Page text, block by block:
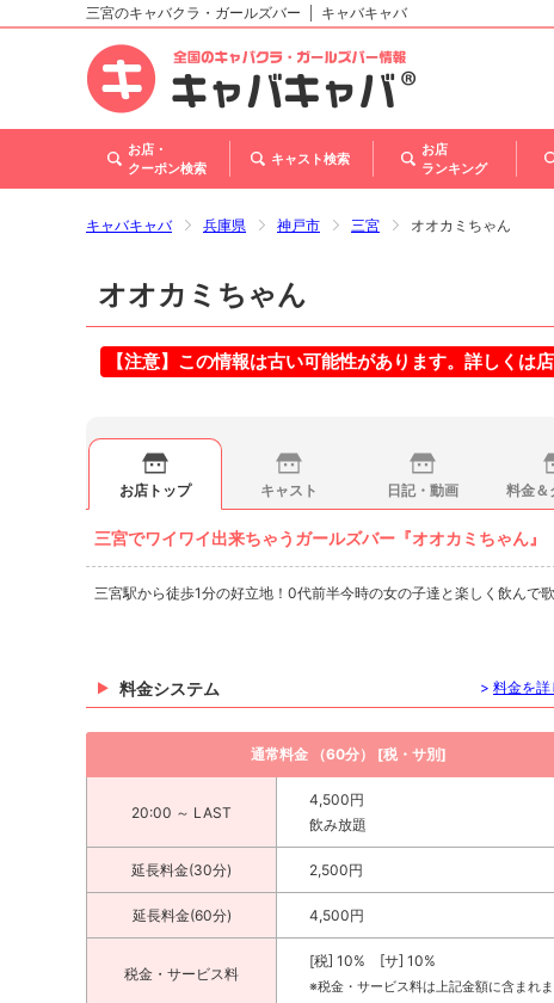
北海道
東北
甲信越・北陸
関西
三宮のキャバクラ・ガールズバー キャバキャバ
お店・
クーポン検索
キャスト検索
お店
ランキング
キャバキャバ 兵庫県 神戸市 三宮 オオカミちゃん
オオカミちゃん
【注意】この情報は古い可能性があります。詳しくは
お店トップ キャスト 日記・動画 料金＆
三宮でワイワイ出来ちゃうガールズバー『オオカミちゃん』
三宮駅から徒歩1分の好立地！0代前半今時の女の子達と楽しく飲んで
料金システム > 料金を詳
通常料金 （60分） [税・サ別]
20:00 ～ LAST
4,500円
飲み放題
延長料金(30分) 2,500円
延長料金(60分) 4,500円
税金・サービス料
[税] 10% [サ] 10%
※税金・サービス料は上記金額に含まれ